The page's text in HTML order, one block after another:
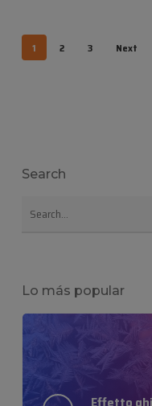
1 2 3 Next
Search
Lo más popular